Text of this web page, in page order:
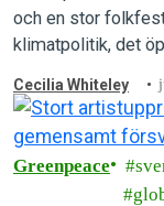
och en stor
klimatpolitik, det
Cecilia Whiteley
Greenpeace